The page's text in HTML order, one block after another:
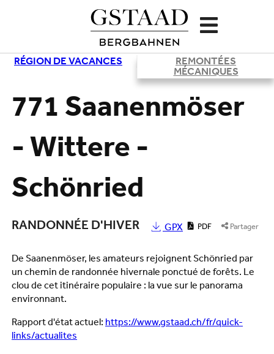
RÉGION DE VACANCES
REMONTÉES
MÉCANIQUES
771 Saanenmöser
- Wittere -
Schönried
RANDONNÉE D'HIVER GPX PDF Partager
De Saanenmöser, les amateurs rejoignent Schönried par
un chemin de randonnée hivernale ponctué de forêts. Le
clou de cet itinéraire populaire : la vue sur le panorama
environnant.
Rapport d'état actuel: https://www.gstaad.ch/fr/quick-
links/actualites